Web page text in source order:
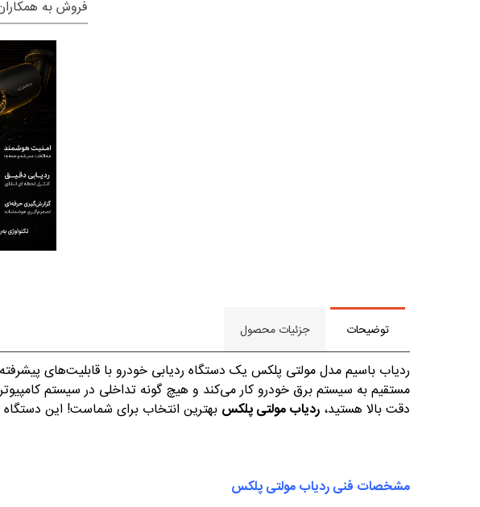
فروش به
توضیحات جزئیات محصول
ردیاب باسیم مدل مولتی پلکس یک دستگاه ردیابی خودرو با قابلیت‌های
مستقیم به سیستم برق خودرو کار می‌کند و هیچ گونه تداخلی در سیستم
دقت بالا هستید، ردیاب مولتی پلکس بهترین انتخاب برای شماست! این
مشخصات فنی ردیاب مولتی پلکس